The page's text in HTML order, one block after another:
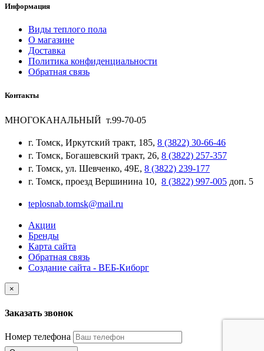
Информация
Виды теплого пола
О магазине
Доставка
Политика конфиденциальности
Обратная связь
Контакты
МНОГОКАНАЛЬНЫЙ т.99-70-05
г. Томск, Иркутский тракт, 185, 8 (3822) 30-66-46
г. Томск, Богашевский тракт, 26, 8 (3822) 257-357
г. Томск, ул. Шевченко, 49Е, 8 (3822) 239-177
г. Томск, проезд Вершинина 10, 8 (3822) 997-005 доп. 5
teplosnab.tomsk@mail.ru
Акции
Бренды
Карта сайта
Обратная связь
Создание сайта - ВЕБ-Киборг
×
Заказать звонок
Номер телефона